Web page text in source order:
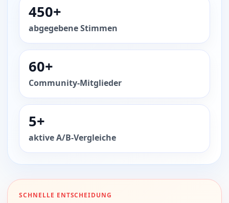
450+
abgegebene Stimmen
60+
Community-Mitglieder
5+
aktive A/B-Vergleiche
SCHNELLE ENTSCHEIDUNG